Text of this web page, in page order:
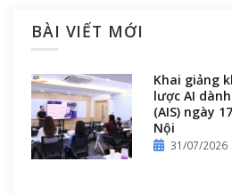
BÀI VIẾT MỚI
Khai giảng
lược AI
(AIS) ngày
Nội
31/07/2026